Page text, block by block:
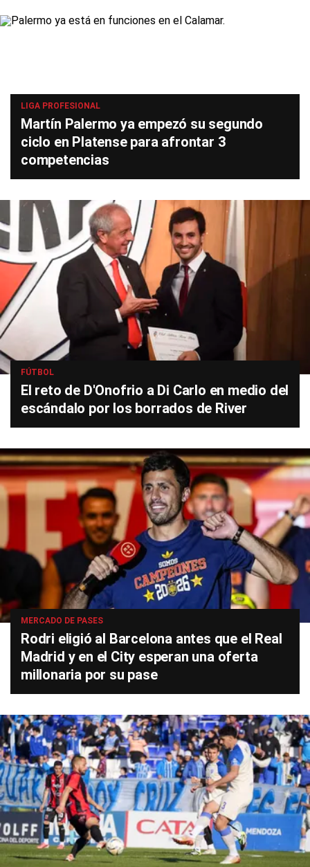
LIGA PROFESIONAL
Martín Palermo ya empezó su segundo
ciclo en Platense para afrontar 3
competencias
FÚTBOL
El reto de D'Onofrio a Di Carlo en medio del
escándalo por los borrados de River
MERCADO DE PASES
Rodri eligió al Barcelona antes que el Real
Madrid y en el City esperan una oferta
millonaria por su pase